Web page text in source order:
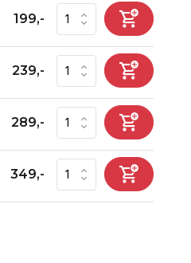
199,-
239,-
289,-
349,-